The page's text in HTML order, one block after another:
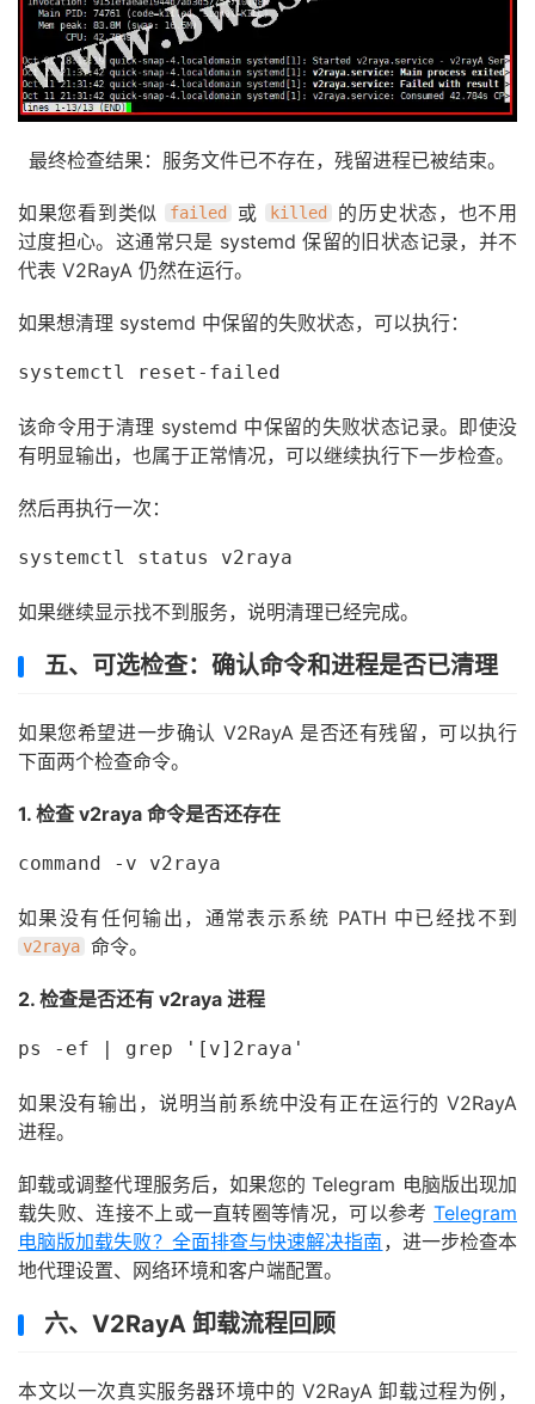
最终检查结果：服务文件已不存在，残留进程已被结束。
如果您看到类似 failed 或 killed
的历史状态，也不用
过度担心。这通常只是 systemd 保留的旧状态记录，并不
代表 V2RayA 仍然在运行。
如果想清理 systemd 中保留的失败状态，可以执行：
systemctl reset-failed
该命令用于清理 systemd 中保留的失败状态记录。即使没
有明显输出，也属于正常情况，可以继续执行下一步检查。
然后再执行一次：
systemctl status v2raya
如果继续显示找不到服务，说明清理已经完成。
五、可选检查：确认命令和进程是否已清理
如果您希望进一步确认 V2RayA 是否还有残留，可以执行
下面两个检查命令。
1. 检查 v2raya 命令是否还存在
command -v v2raya
如果没有任何输出，通常表示系统 PATH 中已经找不到
v2raya 命令。
2. 检查是否还有 v2raya 进程
ps -ef | grep '[v]2raya'
如果没有输出，说明当前系统中没有正在运行的 V2RayA
进程。
卸载或调整代理服务后，如果您的 Telegram 电脑版出现加
载失败、连接不上或一直转圈等情况，可以参考 Telegram
电脑版加载失败？全面排查与快速解决指南 ，进一步检查本
地代理设置、网络环境和客户端配置。
六、V2RayA 卸载流程回顾
本文以一次真实服务器环境中的 V2RayA 卸载过程为例，